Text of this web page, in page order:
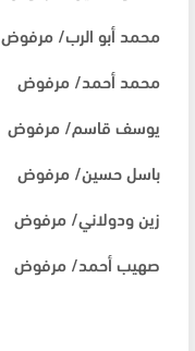
محمد أبو الرب/ مرفوض
محمد أحمد/ مرفوض
يوسف قاسم/ مرفوض
باسل حسين/ مرفوض
زين ودولاني/ مرفوض
صهيب أحمد/ مرفوض